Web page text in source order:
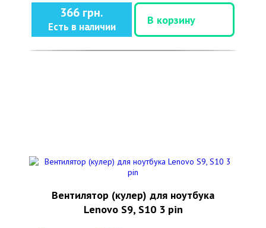
366 грн.
Есть в наличии
В корзину
Вентилятор (кулер) для ноутбука
Lenovo S9, S10 3 pin